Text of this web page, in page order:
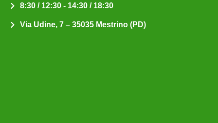
8:30 / 12:30 - 14:30 / 18:30
Via Udine, 7 – 35035 Mestrino (PD)